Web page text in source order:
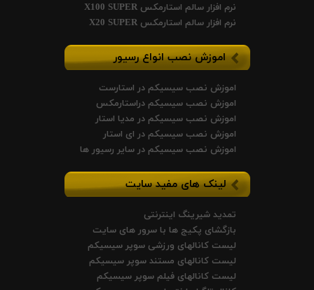
نرم افزار سالم استارمکس X100 SUPER
نرم افزار سالم استارمکس X20 SUPER
اموزش نصب انواع رسیور
اموزش نصب سیسیکم در استارست
اموزش نصب سیسیکم دراستارمکس
اموزش نصب سیسیکم در مدیا استار
اموزش نصب سیسیکم در ای استار
اموزش نصب سیسیکم در سایر رسیور ها
لینک های مفید سایت
تمدید شیرینگ اینترنتی
بازگشای پکیج ها با سرور های سایت
لیست کانالهای ورزشی سوپر سیسیکم
لیست کانالهای مستند سوپر سیسیکم
لیست کانالهای فیلم سوپر سیسیکم